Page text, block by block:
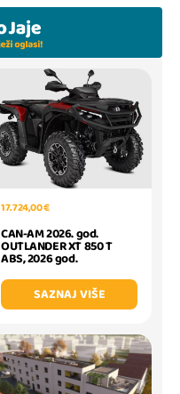
17.724,00 €
CAN-AM 2026. god.
OUTLANDER XT 850 T
ABS, 2026 god.
SAZNAJ VIŠE